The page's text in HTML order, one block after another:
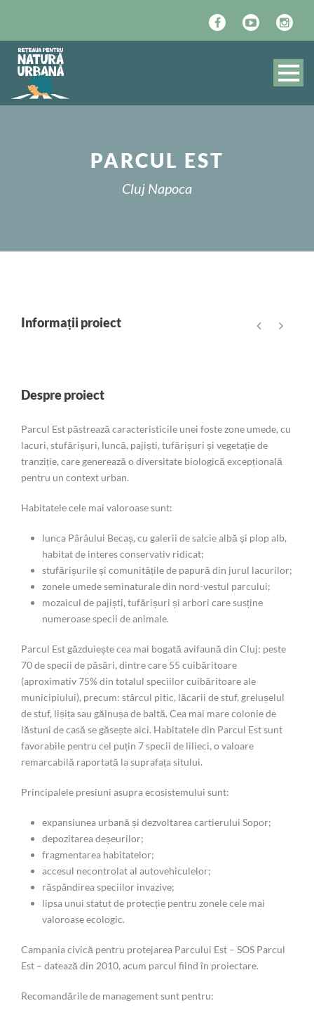
PARCUL EST
Cluj Napoca
Informații proiect
Despre proiect
Parcul Est păstrează caracteristicile unei foste zone umede, cu
lacuri, stufărișuri, luncă, pajiști, tufărișuri și vegetație de
tranziție, care generează o diversitate biologică excepțională
pentru un context urban.
Habitatele cele mai valoroase sunt:
lunca Pârâului Becaș, cu galerii de salcie albă și plop alb,
habitat de interes conservativ ridicat;
stufărișurile și comunitățile de papură din jurul lacurilor;
zonele umede seminaturale din nord-vestul parcului;
mozaicul de pajiști, tufărișuri și arbori care susține
numeroase specii de animale.
Parcul Est găzduiește cea mai bogată avifaună din Cluj: peste
70 de specii de păsări, dintre care 55 cuibăritoare
(aproximativ 75% din totalul speciilor cuibăritoare ale
municipiului), precum: stârcul pitic, lăcarii de stuf, grelușelul
de stuf, lișița sau găinușa de baltă. Cea mai mare colonie de
lăstuni de casă se găsește aici. Habitatele din Parcul Est sunt
favorabile pentru cel puțin 7 specii de lilieci, o valoare
remarcabilă raportată la suprafața sitului.
Principalele presiuni asupra ecosistemului sunt:
expansiunea urbană și dezvoltarea cartierului Sopor;
depozitarea deșeurilor;
fragmentarea habitatelor;
accesul necontrolat al autovehiculelor;
răspândirea speciilor invazive;
lipsa unui statut de protecție pentru zonele cele mai
valoroase ecologic.
Campania civică pentru protejarea Parcului Est – SOS Parcul
Est – datează din 2010, acum parcul fiind în proiectare.
Recomandările de management sunt pentru: